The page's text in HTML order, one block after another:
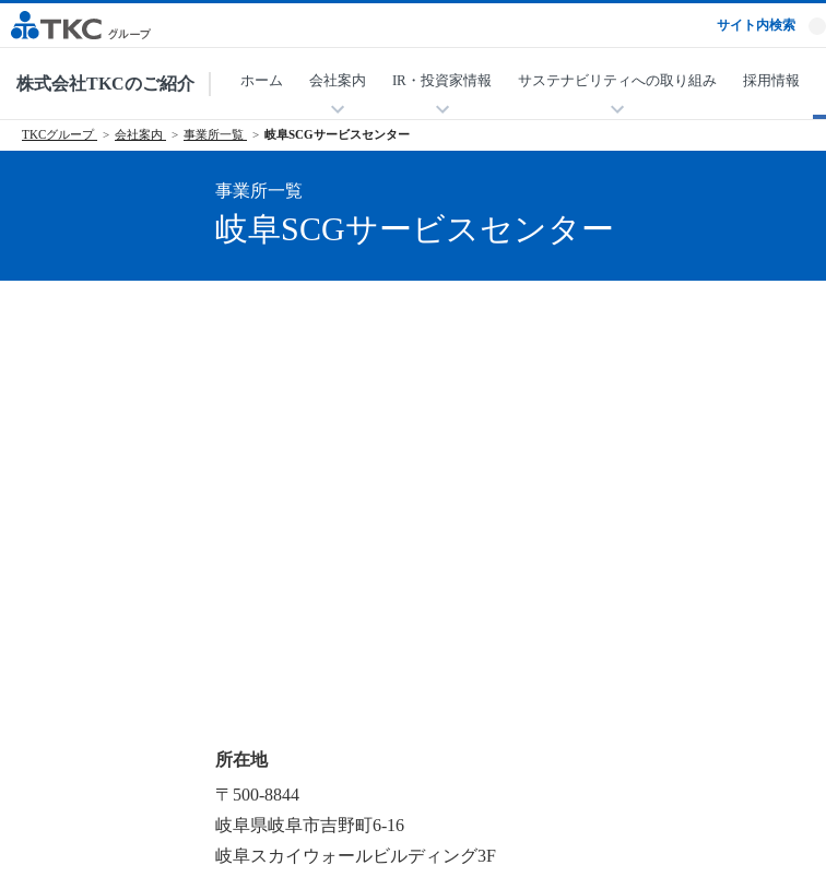
サイト内検索
株式会社TKCのご紹介 ホーム 会社案内 IR・投資家情報 サステナビリティへの取り組み 採用情報
TKCグループ 会社案内 事業所一覧 岐阜SCGサービスセンター
事業所一覧
岐阜SCGサービスセンター
所在地
〒500-8844
岐阜県岐阜市吉野町6-16
岐阜スカイウォールビルディング3F